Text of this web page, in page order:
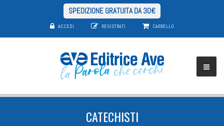
SPEDIZIONE GRATUITA DA 30€
ACCEDI REGISTRATI CARRELLO
CATECHISTI